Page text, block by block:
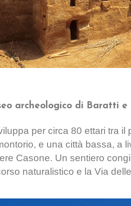
archeologico di Baratti e
per circa 80 ettari tra il
e una città bassa, a
Casone. Un sentiero
naturalistico e la Via